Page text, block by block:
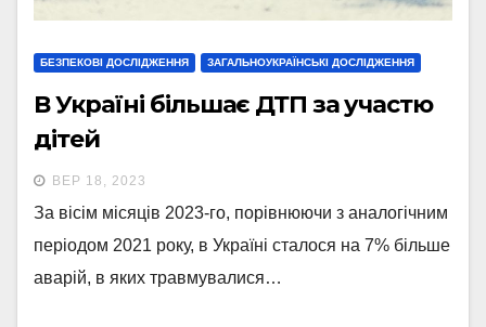
БЕЗПЕКОВІ ДОСЛІДЖЕННЯ ЗАГАЛЬНОУКРАЇНСЬКІ ДОСЛІДЖЕННЯ
В Україні більшає ДТП за участю
дітей
ВЕР 18, 2023
За вісім місяців 2023-го, порівнюючи з аналогічним
періодом 2021 року, в Україні сталося на 7% більше
аварій, в яких травмувалися…